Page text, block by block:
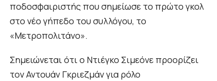
ποδοσφαιριστής που σημείωσε το πρώτο γκολ
στο νέο γήπεδο του συλλόγου, το
«Μετροπολιτάνο».
Σημειώνεται ότι ο Ντιέγκο Σιμεόνε προορίζει
τον Αντουάν Γκριεζμάν για ρόλο